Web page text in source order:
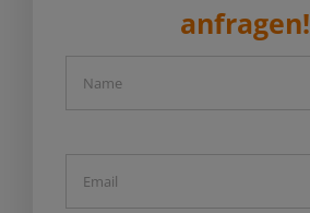
anfragen!